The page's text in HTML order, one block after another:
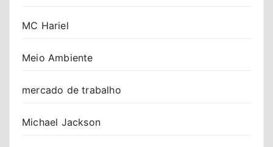
MC Hariel
Meio Ambiente
mercado de trabalho
Michael Jackson